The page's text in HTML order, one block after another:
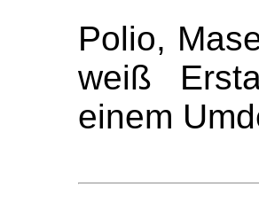
Polio,
weiß
einem